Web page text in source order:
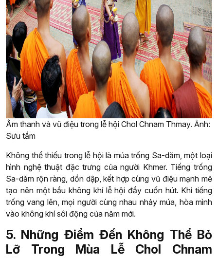
Âm thanh và vũ điệu trong lễ hội Chol Chnam Thmay. Ảnh:
Sưu tầm
Không thể thiếu trong lễ hội là múa trống Sa-dăm, một loại
hình nghệ thuật đặc trưng của người Khmer. Tiếng trống
Sa-dăm rộn ràng, dồn dập, kết hợp cùng vũ điệu mạnh mẽ
tạo nên một bầu không khí lễ hội đầy cuốn hút. Khi tiếng
trống vang lên, mọi người cùng nhau nhảy múa, hòa mình
vào không khí sôi động của năm mới.
5. Những Điểm Đến Không Thể Bỏ
Lỡ Trong Mùa Lễ Chol Chnam